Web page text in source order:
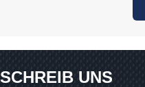
SCHREIB UNS